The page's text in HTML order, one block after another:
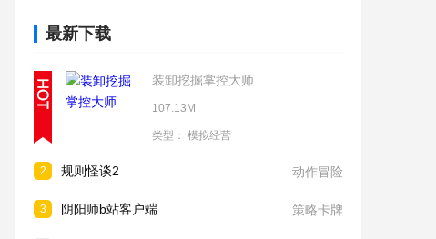
最新下载
装卸挖掘掌控大师
107.13M
类型： 模拟经营
2 规则怪谈2 动作冒险
3 阴阳师b站客户端 策略卡牌